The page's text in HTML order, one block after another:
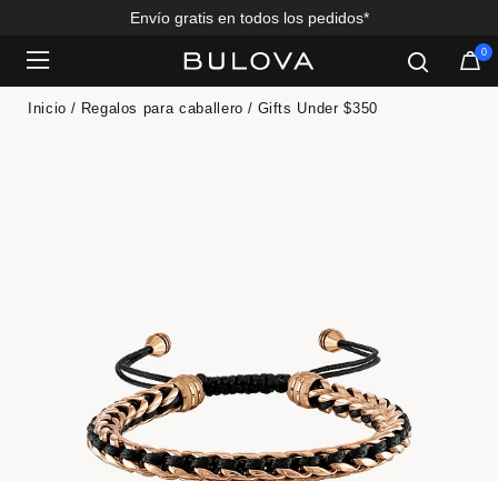
Envío gratis en todos los pedidos*
0
Inicio Regalos para caballero Gifts Under $350
Added to Manage Wishlist